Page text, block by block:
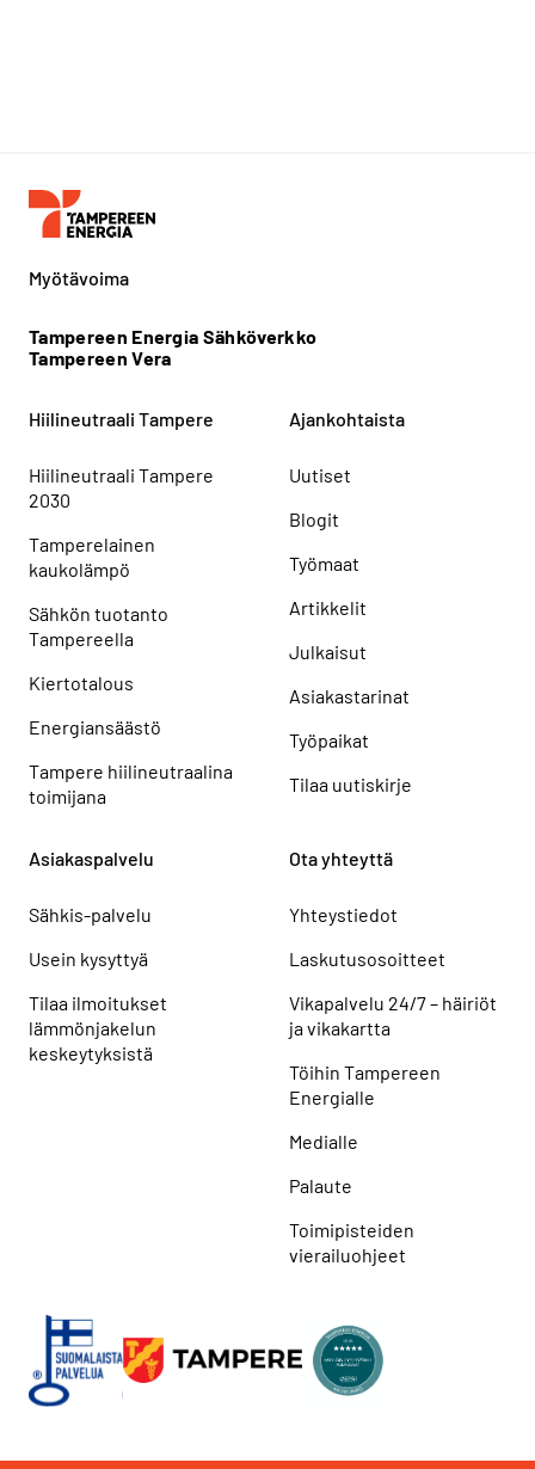
Myötävoima
Tampereen Energia Sähköverkko
Tampereen Vera
Hiilineutraali Tampere
Hiilineutraali Tampere
2030
Tamperelainen
kaukolämpö
Sähkön tuotanto
Tampereella
Kiertotalous
Energiansäästö
Tampere hiilineutraalina
toimijana
Ajankohtaista
Uutiset
Blogit
Työmaat
Artikkelit
Julkaisut
Asiakastarinat
Työpaikat
Tilaa uutiskirje
Asiakaspalvelu
Sähkis-palvelu
Usein kysyttyä
Tilaa ilmoitukset
lämmönjakelun
keskeytyksistä
Ota yhteyttä
Yhteystiedot
Laskutusosoitteet
Vikapalvelu 24/7 – häiriöt
ja vikakartta
Töihin Tampereen
Energialle
Medialle
Palaute
Toimipisteiden
vierailuohjeet